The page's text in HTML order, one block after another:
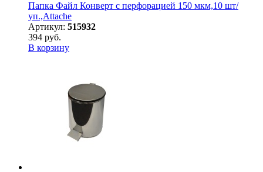
Папка Файл Конверт с перфорацией 150 мкм,10 шт/
уп.,Attache
Артикул: 515932
394 руб.
В корзину